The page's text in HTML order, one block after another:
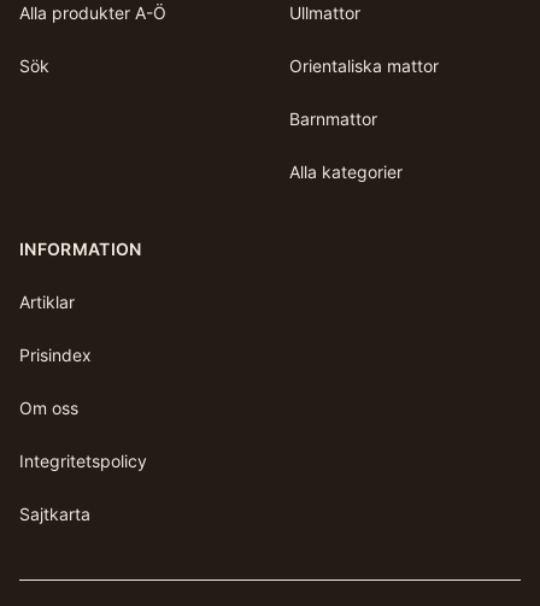
Alla produkter A-Ö
Sök
Ullmattor
Orientaliska mattor
Barnmattor
Alla kategorier
INFORMATION
Artiklar
Prisindex
Om oss
Integritetspolicy
Sajtkarta